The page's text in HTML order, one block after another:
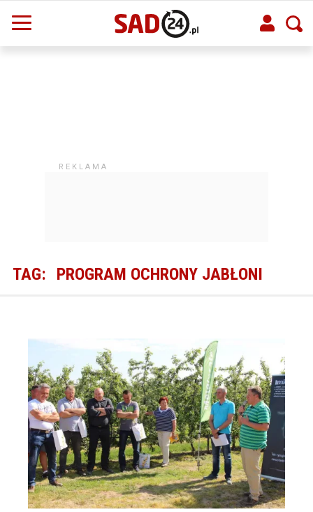
TAG: PROGRAM OCHRONY JABŁONI